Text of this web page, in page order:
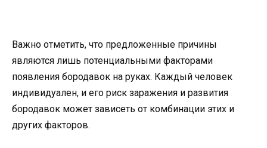
Важно отметить, что предложенные причины
являются лишь потенциальными факторами
появления бородавок на руках. Каждый человек
индивидуален, и его риск заражения и развития
бородавок может зависеть от комбинации этих и
других факторов.